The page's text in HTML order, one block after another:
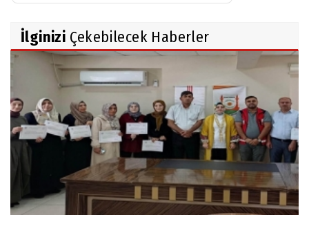
İlginizi Çekebilecek Haberler